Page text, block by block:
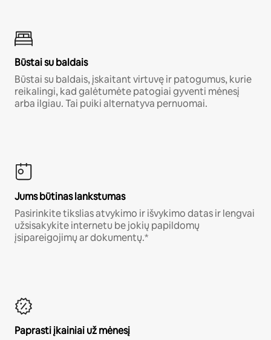
Būstai su baldais
Būstai su baldais, įskaitant virtuvę ir patogumus, kurie
reikalingi, kad galėtumėte patogiai gyventi mėnesį
arba ilgiau. Tai puiki alternatyva pernuomai.
Jums būtinas lankstumas
Pasirinkite tikslias atvykimo ir išvykimo datas ir lengvai
užsisakykite internetu be jokių papildomų
įsipareigojimų ar dokumentų.*
Paprasti įkainiai už mėnesį